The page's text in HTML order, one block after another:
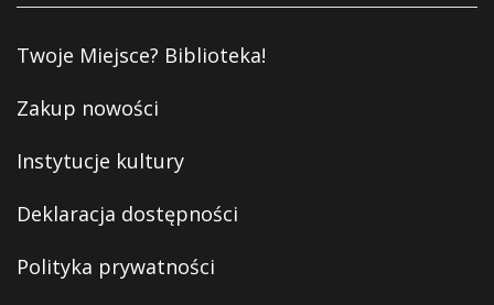
Twoje Miejsce? Biblioteka!
Zakup nowości
Instytucje kultury
Deklaracja dostępności
Polityka prywatności